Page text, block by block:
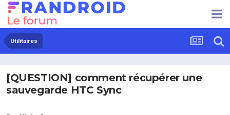
Utilitaires
[QUESTION] comment récupérer une
sauvegarde HTC Sync